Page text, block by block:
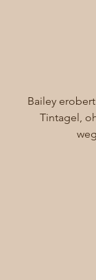
Bailey
Tintagel,